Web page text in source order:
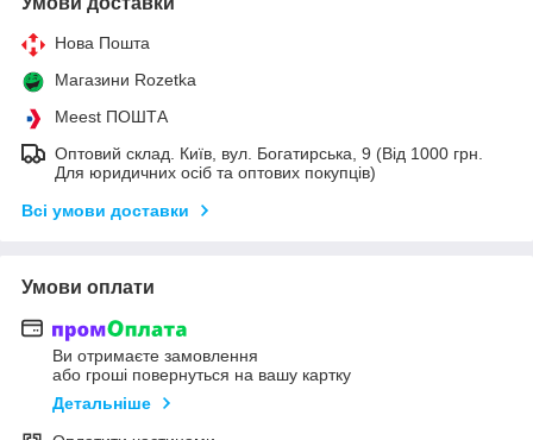
Нова Пошта
Магазини Rozetka
Meest ПОШТА
Оптовий склад. Київ, вул. Богатирська, 9 (Від 1000 грн.
Для юридичних осіб та оптових покупців)
Всі умови доставки
Умови оплати
Ви отримаєте замовлення
або гроші повернуться на вашу картку
Детальніше